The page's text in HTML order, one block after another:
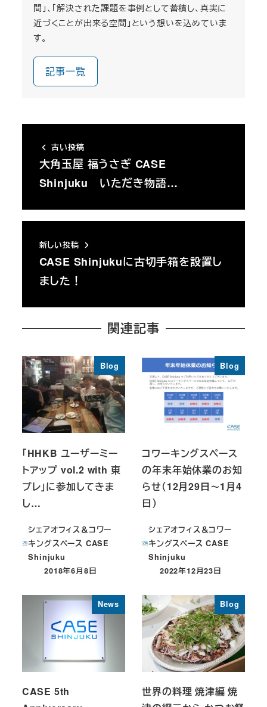
間」、「解決された課題を事例として蓄積し、真実に
近づくことが出来る空間」という想いを込めていま
す。
記事一覧
古い投稿
大角玉屋 福うさぎ CASE
Shinjuku いただき物語…
新しい投稿
CASE Shinjukuに古切手箱を設置し
ました！
関連記事
Blog
「HHKB ユーザーミー
トアップ vol.2 with 東
プレ」に参加してきま
し…
シェアオフィス＆コワー
キングスペース CASE
Shinjuku
投稿日
2018年6月8日
Blog
コワーキングスペース
の年末年始休業のお知
らせ（12月29日～1月4
日）
シェアオフィス＆コワー
キングスペース CASE
Shinjuku
投稿日
2022年12月23日
News
CASE 5th
Blog
世界の料理 焼津編 焼